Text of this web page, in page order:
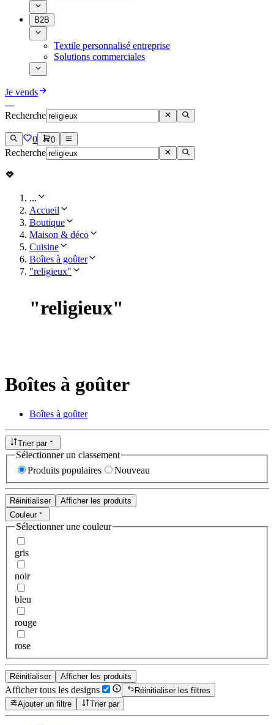
B2B
Textile personnalisé entreprise
Solutions commerciales
Je vends
Recherche
0 0
Recherche
...
Accueil
Boutique
Maison & déco
Cuisine
Boîtes à goûter
"religieux"
"religieux"
Boîtes à goûter
Boîtes à goûter
Trier par
Sélectionner un classement
Produits populaires
Nouveau
Réinitialiser
Afficher les produits
Couleur
Sélectionner une couleur
gris
noir
bleu
rouge
rose
Réinitialiser Afficher les produits
Afficher tous les designs
Réinitialiser les filtres
Ajouter un filtre
Trier par